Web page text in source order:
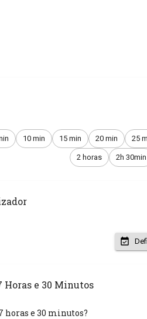
10 min 15 min 20 min 25
2 horas 2h 30min
Horas e 30 Minutos
horas e 30 minutos?